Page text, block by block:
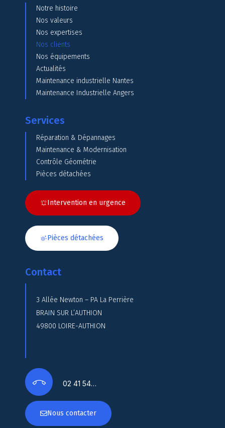
Notre histoire
Nos valeurs
Nos expertises
Nos clients
Nos équipements
Actualités
Maintenance industrielle Nantes
Maintenance Industrielle Angers
Services
Réparation & Dépannages
Maintenance & Modernisation
Contrôle Géométrie
Pièces détachées
Intervention en urgence
Pièces détachées
Contact
3 Allée Newton – PA La Perrière
BRAIN SUR L’AUTHION
49800 LOIRE-AUTHION
02 41 54…
Nous contacter